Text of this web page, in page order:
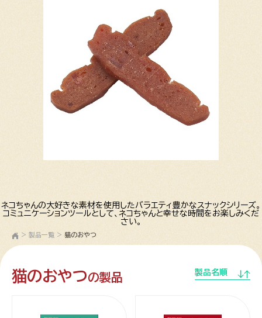
ネコちゃんの大好きな素材を使用したバラエティ豊かなスナックシリーズ。
コミュニケーションツールとして、ネコちゃんと幸せな時間をお楽しみくだ
さい。
> 製品一覧 > 猫のおやつ
猫のおやつの製品 製品名順